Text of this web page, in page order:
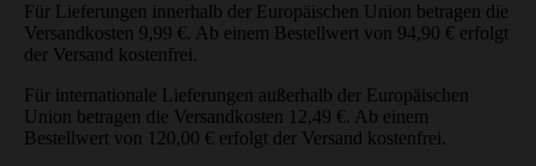
Für Lieferungen innerhalb der Europäischen Union betragen die
Versandkosten 9,99 €. Ab einem Bestellwert von 94,90 € erfolgt
der Versand kostenfrei.
Für internationale Lieferungen außerhalb der Europäischen
Union betragen die Versandkosten 12,49 €. Ab einem
Bestellwert von 120,00 € erfolgt der Versand kostenfrei.